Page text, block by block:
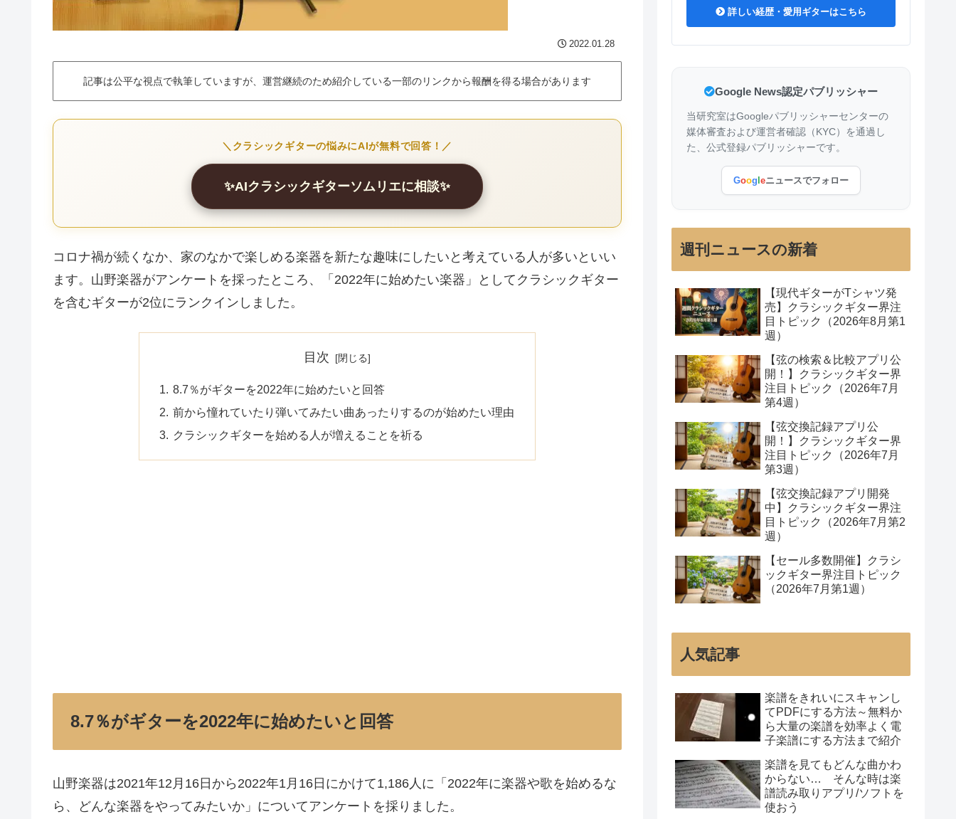
2022.01.28
記事は公平な視点で執筆していますが、運営継続のため紹介している一部のリンクから報酬を得る場合があります
＼クラシックギターの悩みにAIが無料で回答！／
✨AIクラシックギターソムリエに相談✨
コロナ禍が続くなか、家のなかで楽しめる楽器を新たな趣味にしたいと考えている人が多いといい
ます。山野楽器がアンケートを採ったところ、「2022年に始めたい楽器」としてクラシックギター
を含むギターが2位にランクインしました。
目次
8.7％がギターを2022年に始めたいと回答
前から憧れていたり弾いてみたい曲あったりするのが始めたい理由
クラシックギターを始める人が増えることを祈る
8.7％がギターを2022年に始めたいと回答
山野楽器は2021年12月16日から2022年1月16日にかけて1,186人に「2022年に楽器や歌を始めるな
ら、どんな楽器をやってみたいか」についてアンケートを採りました。
詳しい経歴・愛用ギターはこちら
Google News認定パブリッシャー
当研究室はGoogleパブリッシャーセンターの
媒体審査および運営者確認（KYC）を通過し
た、公式登録パブリッシャーです。
Goog eニュースでフォロー
週刊ニュースの新着
【現代ギターがTシャツ発
売】クラシックギター界注
目トピック（2026年8月第1
週）
【弦の検索＆比較アプリ公
開！】クラシックギター界
注目トピック（2026年7月
第4週）
【弦交換記録アプリ公
開！】クラシックギター界
注目トピック（2026年7月
第3週）
【弦交換記録アプリ開発
中】クラシックギター界注
目トピック（2026年7月第2
週）
【セール多数開催】クラシ
ックギター界注目トピック
（2026年7月第1週）
人気記事
楽譜をきれいにスキャンし
てPDFにする方法～無料か
ら大量の楽譜を効率よく電
子楽譜にする方法まで紹介
楽譜を見てもどんな曲かわ
からない… そんな時は楽
譜読み取りアプリ/ソフトを
使おう